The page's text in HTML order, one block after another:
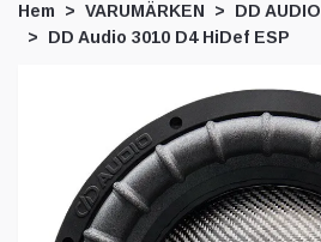
Hem VARUMÄRKEN
DD AUDIO
DD Audio 3010 D4 HiDef ESP